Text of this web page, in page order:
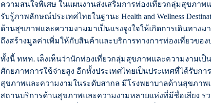
ความสนใจพิเศษ ในแผนงานส่งเสริมการท่องเที่ยวกลุ่มสุขภาพ
รับรู้ภาพลักษณ์ประเทศไทยในฐานะ Health and Wellness
ด้านสุขภาพและความงามมาเป็นแรงจูงใจให้เกิดการเดินทางม
ถึงสร้างมูลค่าเพิ่มให้กับสินค้าและบริการทางการท่องเที่ยวของ
ทั้งนี้ ททท. เล็งเห็นว่านักท่องเที่ยวกลุ่มสุขภาพและความงามเ
ศักยภาพการใช้จ่ายสูง อีกทั้งประเทศไทยเป็นประเทศที่ได้รับก
สุขภาพและความงามในระดับสากล มีโรงพยาบาลด้านสุขภาพ
สถานบริการด้านสุขภาพและความงามหลายแห่งที่มีชื่อเสียง ร